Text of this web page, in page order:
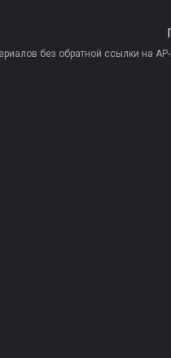
без обратной ссылки на